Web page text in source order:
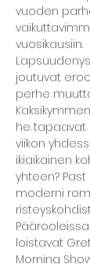
vuoden
vuosikausiin.
joutuvat
perhe
he tapaavat
viikon
ikiaikainen
yhteen?
moderni
loistavat
Morning